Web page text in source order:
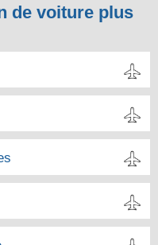
de voiture plus